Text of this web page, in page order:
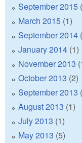
September 2015
March 2015 (1)
September 2014
January 2014 (1)
November 2013
October 2013 (2)
September 2013
August 2013 (1)
July 2013 (1)
May 2013 (5)